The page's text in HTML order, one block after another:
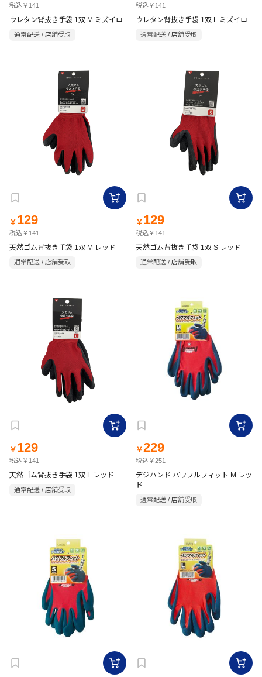
税込￥141
ウレタン背抜き手袋 1双 M ミズイロ
通常配送 / 店舗受取
税込￥141
ウレタン背抜き手袋 1双 L ミズイロ
通常配送 / 店舗受取
￥ 129
税込￥141
天然ゴム背抜き手袋 1双 M レッド
通常配送 / 店舗受取
￥ 129
税込￥141
天然ゴム背抜き手袋 1双 S レッド
通常配送 / 店舗受取
￥ 129
税込￥141
天然ゴム背抜き手袋 1双 L レッド
通常配送 / 店舗受取
￥229
税込￥251
デジハンド パワフルフィット M レッ
ド
通常配送 / 店舗受取